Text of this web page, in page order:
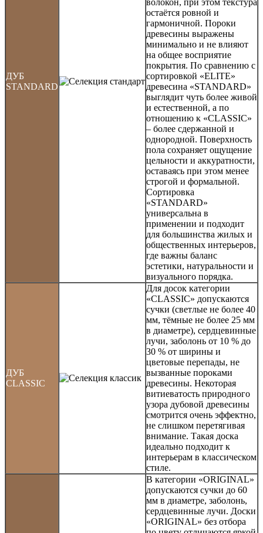
ДУБ
STANDARD
остаётся ровной и
гармоничной. Пороки
древесины выражены
минимально и не влияют
на общее восприятие
покрытия. По сравнению с
сортировкой «ELITE»
древесина «STANDARD»
выглядит чуть более живой
и естественной, а по
отношению к «CLASSIC»
– более сдержанной и
однородной. Поверхность
пола сохраняет ощущение
цельности и аккуратности,
оставаясь при этом менее
строгой и формальной.
Сортировка
«STANDARD»
универсальна в
применении и подходит
для большинства жилых и
общественных интерьеров,
где важны баланс
эстетики, натуральности и
визуального порядка.
ДУБ
CLASSIC
Для досок категории
«CLASSIC» допускаются
сучки (светлые не более 40
мм, тёмные не более 25 мм
в диаметре), сердцевинные
лучи, заболонь от 10 % до
30 % от ширины и
цветовые перепады, не
вызванные пороками
древесины. Некоторая
витиеватость природного
узора дубовой древесины
смотрится очень эффектно,
не слишком перетягивая
внимание. Такая доска
идеально подходит к
интерьерам в классическом
стиле.
В категории «ORIGINAL»
допускаются сучки до 60
мм в диаметре, заболонь,
сердцевинные лучи. Доски
«ORIGINAL» без отбора